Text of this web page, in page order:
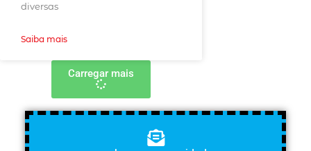
diversas
Saiba mais
Carregar mais